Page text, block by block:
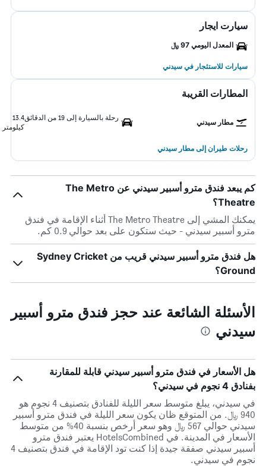
سيارت ايجار
المعدل اليومي 97 ﷼
سيارات للاستئجار في سيدني
المطارات القريبة
مطار سيدني
رحلة بالسيارة إلى 19 من الدقائق
13.4
كيلومتر
رحلات طيران إلى مطار سيدني
كم يبعد فندق مترو أسبير سيدني عن The Metro
Theatre؟
يمكنك المشي إلى The Metro Theatre أثناء الإقامة في فندق
مترو أسبير سيدني - حيث ستكون على بعد حوالي 0.9 كم.
هل فندق مترو أسبير سيدني قريب من Sydney Cricket
Ground؟
الأسئلة الشائعة عند حجز فندق مترو أسبير
سيدني
هل الأسعار في فندق مترو أسبير سيدني قابلة للمقارنة
بفنادق 4 نجوم في سيدني؟
في سيدني، يبلغ متوسط ​​سعر الليلة للفنادق بتصنيف 4 نجوم هو
940 ﷼. من المتوقع ظان يكون سعر الليلة في فندق مترو أسبير
سيدني حوالي 567 ﷼ وهو سعر أرخص بنسبة 40% من متوسط
الأسعار في المدينة. في HotelsCombined يعتبر فندق مترو
أسبير سيدني صفقة جيدة إذا كنت تود الإقامة في فندق بتصنيف 4
نجوم في سيدني.